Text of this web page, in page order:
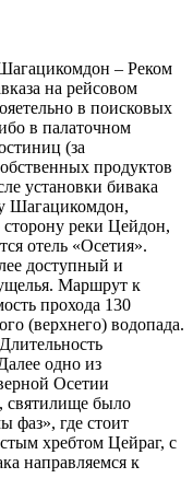
– Реком
на рейсовом
в поисковых
в палаточном
(за
продуктов
установки бивака
Шагацикомдон,
реки Цейдон,
отель «Осетия».
доступный и
Маршрут к
прохода 130
(верхнего) водопада.
одно из
Осетии
было
фаз», где стоит
хребтом Цейраг, с
направляемся к